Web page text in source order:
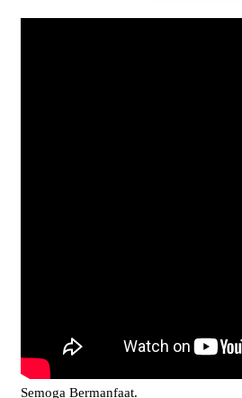
Semoga Bermanfaat.